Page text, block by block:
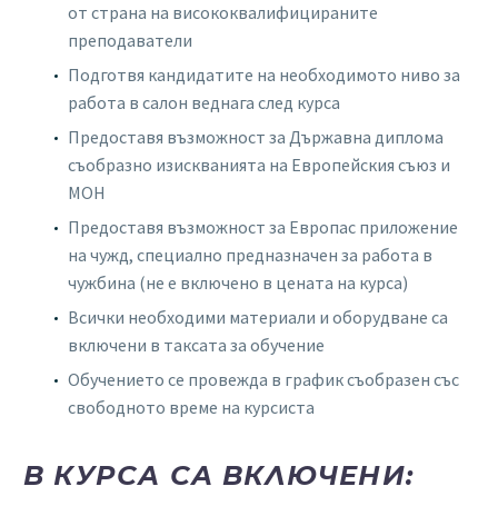
от страна на висококвалифицираните
преподаватели
Подготвя кандидатите на необходимото ниво за
работа в салон веднага след курса
Предоставя възможност за Държавна диплома
съобразно изискванията на Европейския съюз и
МОН
Предоставя възможност за Европас приложение
на чужд, специално предназначен за работа в
чужбина (не е включено в цената на курса)
Всички необходими материали и оборудване са
включени в таксата за обучение
Обучението се провежда в график съобразен със
свободното време на курсиста
В КУРСА СА ВКЛЮЧЕНИ: